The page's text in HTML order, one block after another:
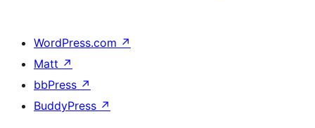
WordPress.com ↗
Matt ↗
bbPress ↗
BuddyPress ↗